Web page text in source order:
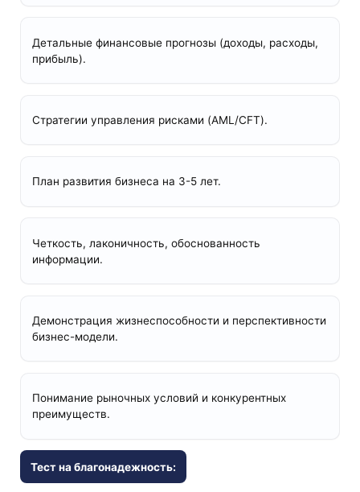
Детальные финансовые прогнозы (доходы, расходы,
прибыль).
Стратегии управления рисками (AML/CFT).
План развития бизнеса на 3-5 лет.
Четкость, лаконичность, обоснованность
информации.
Демонстрация жизнеспособности и перспективности
бизнес-модели.
Понимание рыночных условий и конкурентных
преимуществ.
Тест на благонадежность: